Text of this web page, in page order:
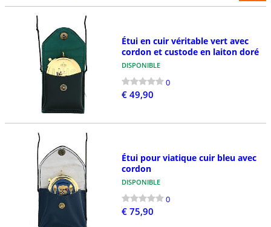
Étui en cuir véritable vert avec
cordon et custode en laiton doré
DISPONIBLE
0
€ 49,90
Étui pour viatique cuir bleu avec
cordon
DISPONIBLE
0
€ 75,90